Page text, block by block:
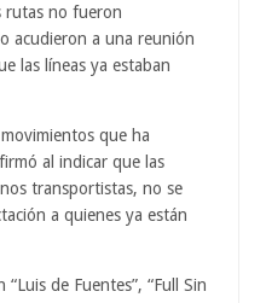
rutas no fueron
acudieron a una reunión
las líneas ya estaban
que ha
al indicar que las
transportistas, no se
a quienes ya están
de Fuentes”, “Full Sin